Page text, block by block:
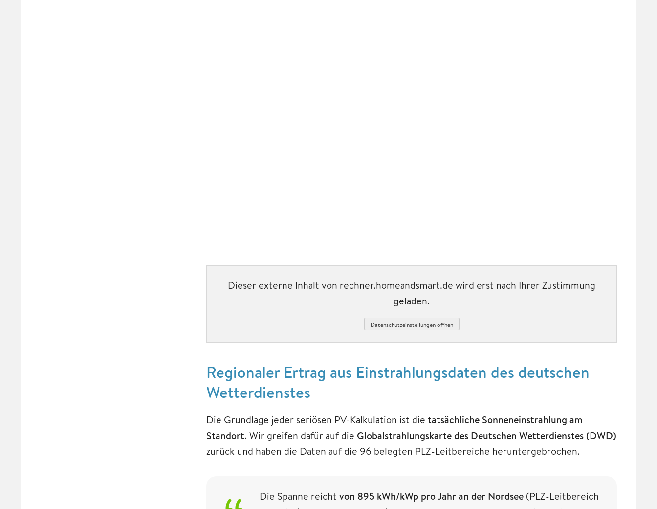
Dieser externe Inhalt von rechner.homeandsmart.de wird erst nach Ihrer Zustimmung
geladen.
Datenschutzeinstellungen öffnen
Regionaler Ertrag aus Einstrahlungsdaten des deutschen
Wetterdienstes
Die Grundlage jeder seriösen PV-Kalkulation ist die tatsächliche Sonneneinstrahlung am
Standort. Wir greifen dafür auf die Globalstrahlungskarte des Deutschen Wetterdienstes (DWD)
zurück und haben die Daten auf die 96 belegten PLZ-Leitbereiche heruntergebrochen.
Die Spanne reicht von 895 kWh/kWp pro Jahr an der Nordsee (PLZ-Leitbereich